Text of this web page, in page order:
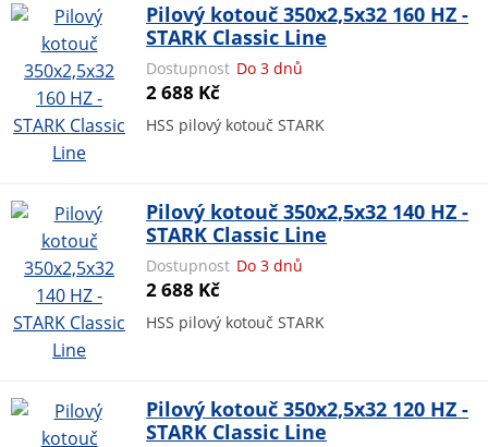
Pilový kotouč 350x2,5x32 160 HZ -
STARK Classic Line
Dostupnost Do 3 dnů
2 688 Kč
HSS pilový kotouč STARK
Pilový kotouč 350x2,5x32 140 HZ -
STARK Classic Line
Dostupnost Do 3 dnů
2 688 Kč
HSS pilový kotouč STARK
Pilový kotouč 350x2,5x32 120 HZ -
STARK Classic Line